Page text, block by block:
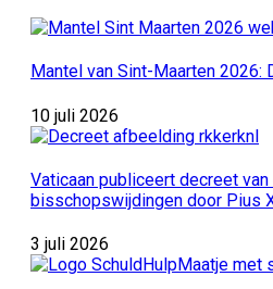
Mantel van Sint-Maarten 2026:
10 juli 2026
Vaticaan publiceert decreet
bisschopswijdingen door Pius
3 juli 2026